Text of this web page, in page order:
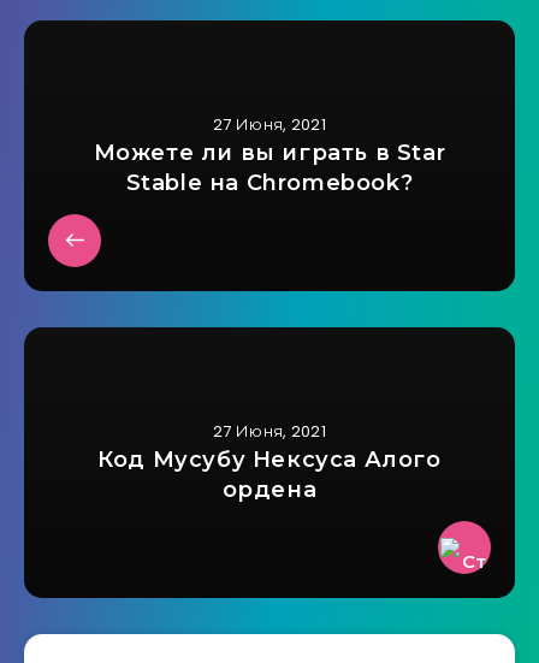
27 Июня, 2021
Можете ли вы играть в Star
Stable на Chromebook?
27 Июня, 2021
Код Мусубу Нексуса Алого
ордена